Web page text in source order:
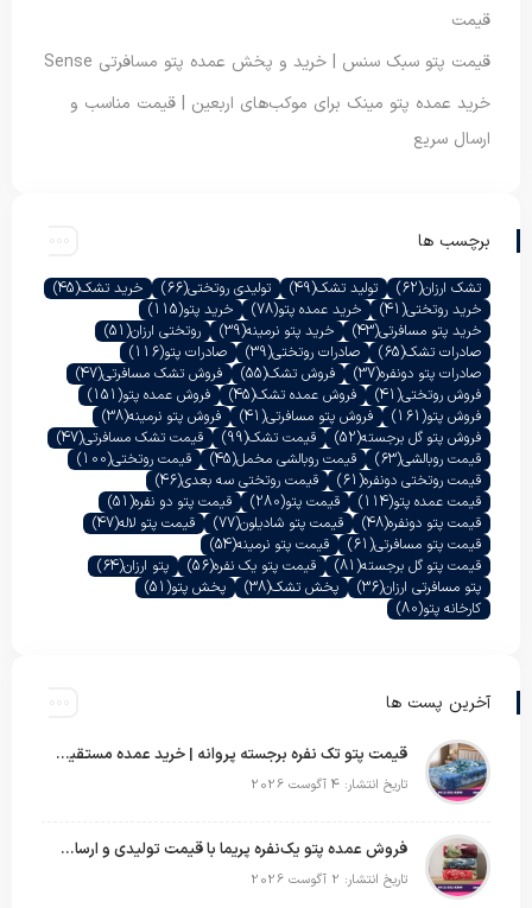
قیمت
قیمت پتو سبک سنس | خرید و پخش عمده پتو مسافرتی Sense
خرید عمده پتو مینک برای موکب‌های اربعین | قیمت مناسب و
ارسال سریع
برچسب ها
تشک ارزان(62) تولید تشک(49) تولیدی روتختی(66) خرید تشک(45)
خرید روتختی(41) خرید عمده پتو(78) خرید پتو(115)
خرید پتو مسافرتی(43) خرید پتو نرمینه(39) روتختی ارزان(51)
صادرات تشک(65) صادرات روتختی(39) صادرات پتو(116)
صادرات پتو دونفره(37) فروش تشک(55) فروش تشک مسافرتی(47)
فروش روتختی(41) فروش عمده تشک(45) فروش عمده پتو(151)
فروش پتو(161) فروش پتو مسافرتی(41) فروش پتو نرمینه(38)
فروش پتو گل برجسته(52) قیمت تشک(99) قیمت تشک مسافرتی(47)
قیمت روبالشی(63) قیمت روبالشی مخمل(45) قیمت روتختی(100)
قیمت روتختی دونفره(61) قیمت روتختی سه بعدی(46)
قیمت عمده پتو(114) قیمت پتو(280) قیمت پتو دو نفره(51)
قیمت پتو دونفره(48) قیمت پتو شادیلون(77) قیمت پتو لاله(47)
قیمت پتو مسافرتی(61) قیمت پتو نرمینه(54)
قیمت پتو گل برجسته(81) قیمت پتو یک نفره(56) پتو ارزان(64)
پتو مسافرتی ارزان(36) پخش تشک(38) پخش پتو(51)
کارخانه پتو(80)
آخرین پست ها
قیمت پتو تک نفره برجسته پروانه | خرید عمده مستقیم با بهترین قیمت بازار
تاریخ انتشار: 4 آگوست 2026
فروش عمده پتو یک‌نفره پریما با قیمت تولیدی و ارسال به سراسر کشور
تاریخ انتشار: 2 آگوست 2026